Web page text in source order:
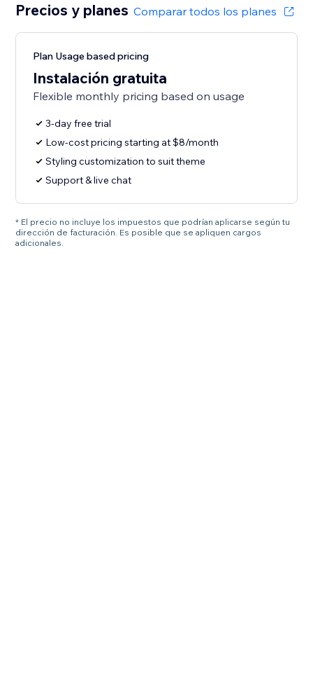
Precios y planes Comparar todos los planes
Plan Usage based pricing
Instalación gratuita
Flexible monthly pricing based on usage
3-day free trial
Low-cost pricing starting at $8/month
Styling customization to suit theme
Support & live chat
* El precio no incluye los impuestos que podrían aplicarse según tu
dirección de facturación. Es posible que se apliquen cargos
adicionales.